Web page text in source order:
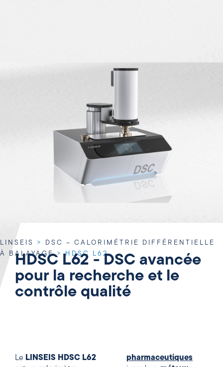
LINSEIS >
DSC – CALORIMÉTRIE DIFFÉRENTIELLE
À BALAYAGE>HDSC L62
HDSC L62 - DSC avancée
pour la recherche et le
contrôle qualité
Le LINSEIS HDSC L62
pharmaceutiques